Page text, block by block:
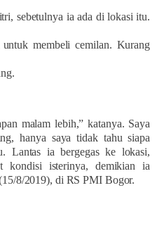
sebetulnya ia ada di lokasi itu.
membeli cemilan. Kurang
malam lebih,” katanya. Saya
hanya saya tidak tahu siapa
Lantas ia bergegas ke lokasi,
kondisi isterinya, demikian ia
8/2019), di RS PMI Bogor.